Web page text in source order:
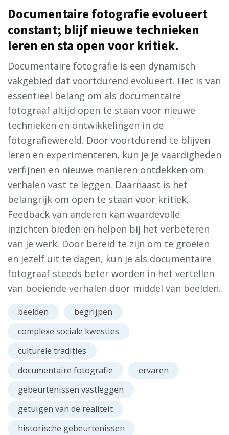
Documentaire fotografie evolueert
constant; blijf nieuwe technieken
leren en sta open voor kritiek.
Documentaire fotografie is een dynamisch
vakgebied dat voortdurend evolueert. Het is van
essentieel belang om als documentaire
fotograaf altijd open te staan voor nieuwe
technieken en ontwikkelingen in de
fotografiewereld. Door voortdurend te blijven
leren en experimenteren, kun je je vaardigheden
verfijnen en nieuwe manieren ontdekken om
verhalen vast te leggen. Daarnaast is het
belangrijk om open te staan voor kritiek.
Feedback van anderen kan waardevolle
inzichten bieden en helpen bij het verbeteren
van je werk. Door bereid te zijn om te groeien
en jezelf uit te dagen, kun je als documentaire
fotograaf steeds beter worden in het vertellen
van boeiende verhalen door middel van beelden.
beelden
begrijpen
complexe sociale kwesties
culturele tradities
documentaire fotografie
ervaren
gebeurtenissen vastleggen
getuigen van de realiteit
historische gebeurtenissen